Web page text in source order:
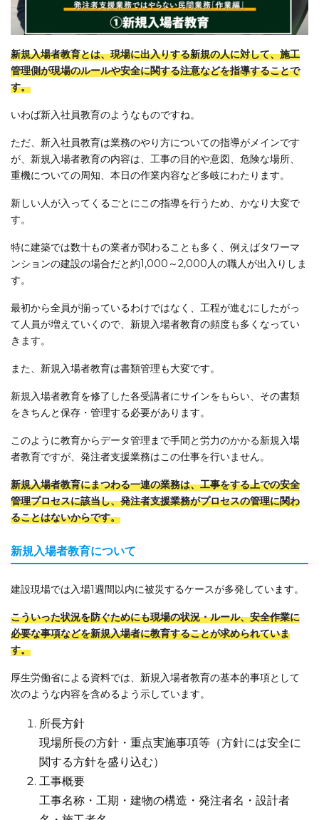
新規入場者教育とは、現場に出入りする新規の人に対して、施工
管理側が現場のルールや安全に関する注意などを指導することで
す。
いわば新入社員教育のようなものですね。
ただ、新入社員教育は業務のやり方についての指導がメインです
が、新規入場者教育の内容は、工事の目的や意図、危険な場所、
重機についての周知、本日の作業内容など多岐にわたります。
新しい人が入ってくるごとにこの指導を行うため、かなり大変で
す。
特に建築では数十もの業者が関わることも多く、例えばタワーマ
ンションの建設の場合だと約1,000～2,000人の職人が出入りしま
す。
最初から全員が揃っているわけではなく、工程が進むにしたがっ
て人員が増えていくので、新規入場者教育の頻度も多くなってい
きます。
また、新規入場者教育は書類管理も大変です。
新規入場者教育を修了した各受講者にサインをもらい、その書類
をきちんと保存・管理する必要があります。
このように教育からデータ管理まで手間と労力のかかる新規入場
者教育ですが、発注者支援業務はこの仕事を行いません。
新規入場者教育にまつわる一連の業務は、工事をする上での安全
管理プロセスに該当し、発注者支援業務がプロセスの管理に関わ
ることはないからです。
新規入場者教育について
建設現場では入場1週間以内に被災するケースが多発しています。
こういった状況を防ぐためにも現場の状況・ルール、安全作業に
必要な事項などを新規入場者に教育することが求められていま
す。
厚生労働省による資料では、新規入場者教育の基本的事項として
次のような内容を含めるよう示しています。
所長方針
現場所長の方針・重点実施事項等（方針には安全に
関する方針を盛り込む）
工事概要
工事名称・工期・建物の構造・発注者名・設計者